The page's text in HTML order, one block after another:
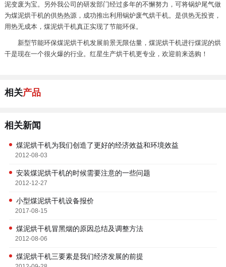
泥变废为宝。另外我公司的研发部门经过多年的不懈努力，可将锅炉尾气做
为煤泥烘干机的供热热源，成功推出利用锅炉废气烘干机。是供热无投资，
用热无成本，煤泥烘干机真正实现了节能环保。
新型节能环保煤泥烘干机发展前景无限估量，煤泥烘干机进行煤泥的烘
干是现在一个很火爆的行业。红星生产烘干机更专业，欢迎前来选购！
相关产品
相关新闻
煤泥烘干机为我们创造了更好的经济效益和环境效益
2012-08-03
安装煤泥烘干机的时候需要注意的一些问题
2012-12-27
小型煤泥烘干机设备报价
2017-08-15
煤泥烘干机冒黑烟的原因总结及调整方法
2012-08-06
煤泥烘干机三要素是我们经济发展的前提